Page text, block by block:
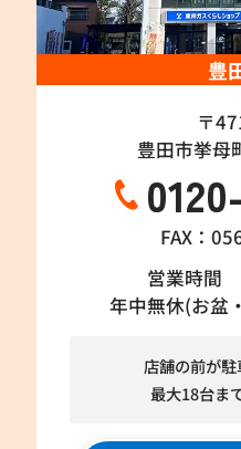
豊
〒
豊田市挙母
FAX：
営業時間
年中無休(お盆
店舗の前が駐
最大18台ま